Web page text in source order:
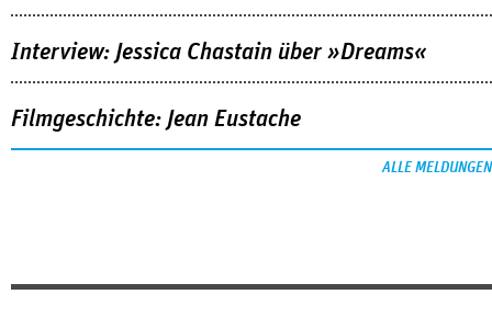
Interview: Jessica Chastain über »Dreams«
Filmgeschichte: Jean Eustache
ALLE MELDUNGEN